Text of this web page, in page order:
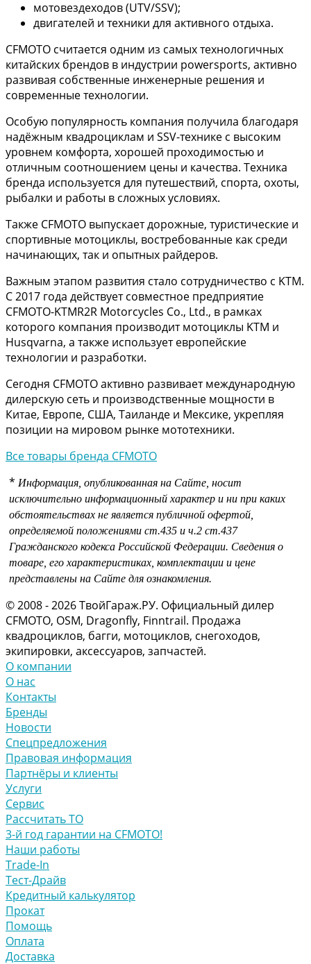
мотовездеходов (UTV/SSV);
двигателей и техники для активного отдыха.
CFMOTO считается одним из самых технологичных
китайских брендов в индустрии powersports, активно
развивая собственные инженерные решения и
современные технологии.
Особую популярность компания получила благодаря
надёжным квадроциклам и SSV-технике с высоким
уровнем комфорта, хорошей проходимостью и
отличным соотношением цены и качества. Техника
бренда используется для путешествий, спорта, охоты,
рыбалки и работы в сложных условиях.
Также CFMOTO выпускает дорожные, туристические и
спортивные мотоциклы, востребованные как среди
начинающих, так и опытных райдеров.
Важным этапом развития стало сотрудничество с KTM.
С 2017 года действует совместное предприятие
CFMOTO-KTMR2R Motorcycles Co., Ltd., в рамках
которого компания производит мотоциклы KTM и
Husqvarna, а также использует европейские
технологии и разработки.
Сегодня CFMOTO активно развивает международную
дилерскую сеть и производственные мощности в
Китае, Европе, США, Таиланде и Мексике, укрепляя
позиции на мировом рынке мототехники.
Все товары бренда CFMOTO
* Информация, опубликованная на Сайте, носит
исключительно информационный характер и ни при каких
обстоятельствах не является публичной офертой,
определяемой положениями ст.435 и ч.2 ст.437
Гражданского кодекса Российской Федерации. Сведения о
товаре, его характеристиках, комплектации и цене
представлены на Сайте для ознакомления.
© 2008 - 2026 ТвойГараж.РУ. Официальный дилер
CFMOTO, OSM, Dragonfly, Finntrail. Продажа
квадроциклов, багги, мотоциклов, снегоходов,
экипировки, аксессуаров, запчастей.
О компании
О нас
Контакты
Бренды
Новости
Спецпредложения
Правовая информация
Партнёры и клиенты
Услуги
Сервис
Рассчитать ТО
3-й год гарантии на CFMOTO!
Наши работы
Trade-In
Тест-Драйв
Кредитный калькулятор
Прокат
Помощь
Оплата
Доставка